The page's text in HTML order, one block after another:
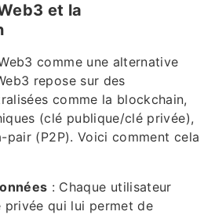
et la
comme une alternative
repose sur des
comme la blockchain,
(clé publique/clé privée),
pair (P2P). Voici comment cela
: Chaque utilisateur
privée qui lui permet de